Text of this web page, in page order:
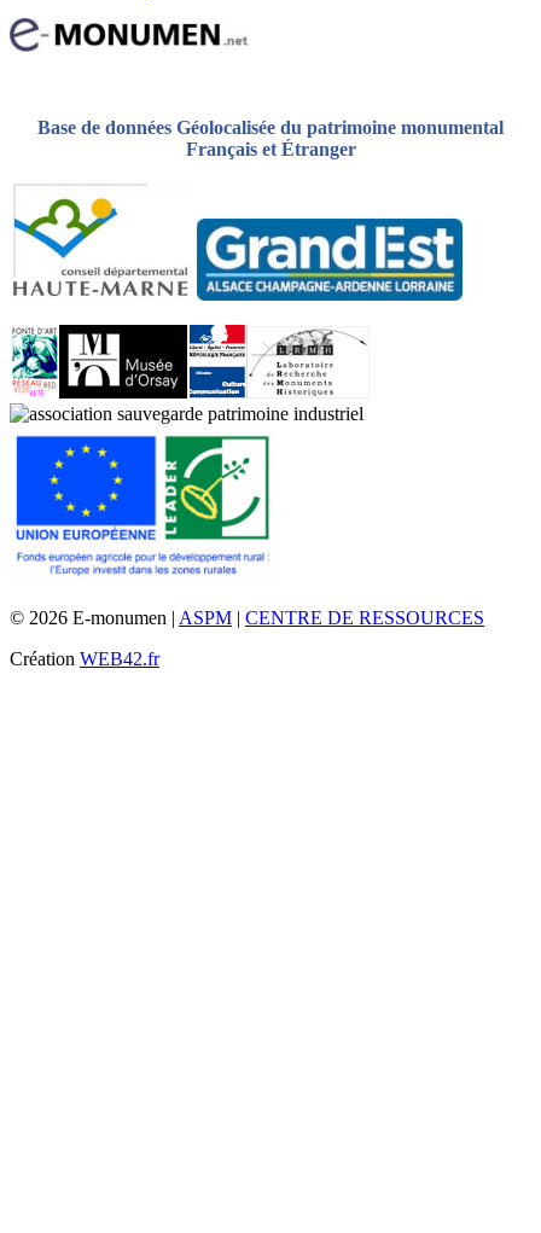
Base de données Géolocalisée du patrimoine monumental
Français et Étranger
© 2026 E-monumen | ASPM | CENTRE DE RESSOURCES
Création WEB42.fr